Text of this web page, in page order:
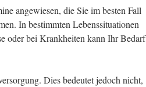
angewiesen, die Sie im besten Fall
In bestimmten Lebenssituationen
oder bei Krankheiten kann Ihr Bedarf
Dies bedeutet jedoch nicht,